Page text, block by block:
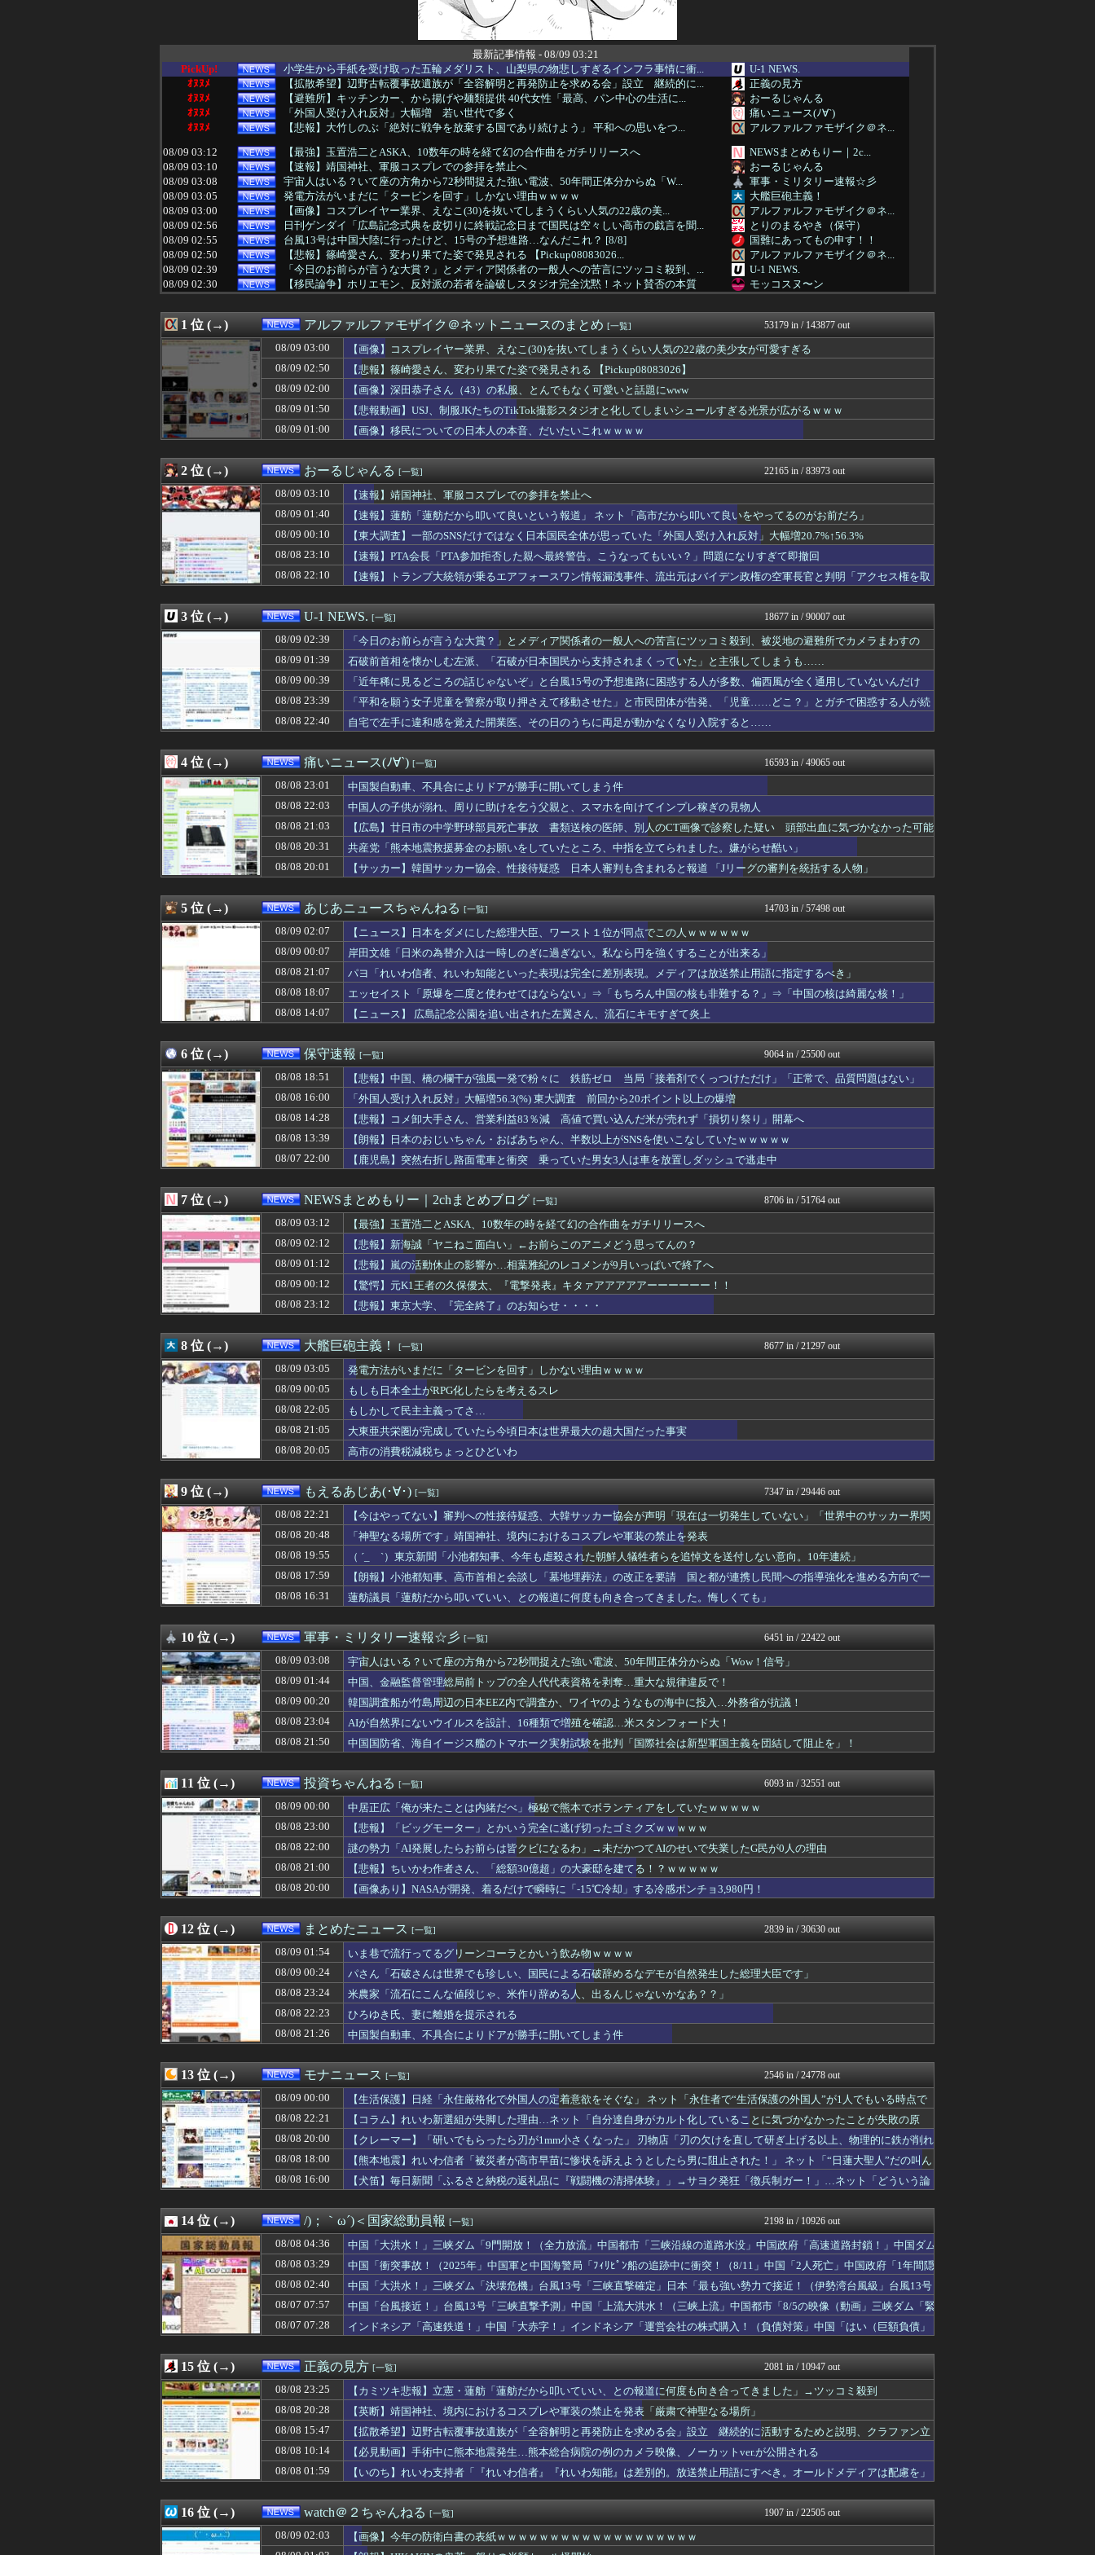
最新記事情報 - 08/09 03:21
PickUp!
小学生から手紙を受け取った五輪メダリスト、山梨県の物悲しすぎるインフラ事情に衝...
U-1 NEWS.
ｵﾇﾇﾒ
【拡散希望】辺野古転覆事故遺族が「全容解明と再発防止を求める会」設立 継続的に...
正義の見方
ｵﾇﾇﾒ
【避難所】キッチンカー、から揚げや麺類提供 40代女性「最高、パン中心の生活に...
おーるじゃんる
ｵﾇﾇﾒ
「外国人受け入れ反対」大幅増 若い世代で多く
痛いニュース(ﾉ∀`)
ｵﾇﾇﾒ
【悲報】大竹しのぶ「絶対に戦争を放棄する国であり続けよう」 平和への思いをつ...
アルファルファモザイク＠ネ...
08/09 03:12
【最強】玉置浩二とASKA、10数年の時を経て幻の合作曲をガチリリースへ
NEWSまとめもりー｜2c...
08/09 03:10
【速報】靖国神社、軍服コスプレでの参拝を禁止へ
おーるじゃんる
08/09 03:08
宇宙人はいる？いて座の方角から72秒間捉えた強い電波、50年間正体分からぬ「W...
軍事・ミリタリー速報☆彡
08/09 03:05
発電方法がいまだに「タービンを回す」しかない理由ｗｗｗｗ
大艦巨砲主義！
08/09 03:00
【画像】コスプレイヤー業界、えなこ(30)を抜いてしまうくらい人気の22歳の美...
アルファルファモザイク＠ネ...
08/09 02:56
日刊ゲンダイ「広島記念式典を皮切りに終戦記念日まで国民は空々しい高市の戯言を聞...
とりのまるやき（保守）
08/09 02:55
台風13号は中国大陸に行ったけど、15号の予想進路…なんだこれ？ [8/8]
国難にあってもの申す！！
08/09 02:50
【悲報】篠崎愛さん、変わり果てた姿で発見される 【Pickup08083026...
アルファルファモザイク＠ネ...
08/09 02:39
「今日のお前らが言うな大賞？」とメディア関係者の一般人への苦言にツッコミ殺到、...
U-1 NEWS.
08/09 02:30
【移民論争】ホリエモン、反対派の若者を論破しスタジオ完全沈黙！ネット賛否の本質
モッコスヌ〜ン
08/09 02:12
【悲報】新海誠「ヤニねこ面白い」←お前らこのアニメどう思ってんの？
NEWSまとめもりー｜2c...
08/09 02:07
【ニュース】日本をダメにした総理大臣、ワースト１位が同点でこの人ｗｗｗｗｗｗ
あじあニュースちゃんねる
08/09 02:03
【画像】今年の防衛白書の表紙ｗｗｗｗｗｗｗｗｗｗｗｗｗｗｗｗｗｗｗ
watch＠２ちゃんねる
08/09 02:00
【画像】深田恭子さん（43）の私服、とんでもなく可愛いと話題にwww
アルファルファモザイク＠ネ...
08/09 02:00
【新潟】自転車の小学1年女児が車にひかれ意識不明 軽自動車が反対車線へはみ出し...
08/09 02:00
朝日新聞が記事を訂正しておわび 「被爆とは？発信する97歳 「平和になったよ」...
08/09 02:00
【佐藤二朗と橋本愛】どっちが悪い？ネット二分の真相とハラスメント認定の難しさ
モッコスヌ〜ン
08/09 01:55
パヨク「難民を追い返す。そんな国でいいのか？入管法強行抗議！」 [8/8]
国難にあってもの申す！！
08/09 01:54
いま巷で流行ってるグリーンコーラとかいう飲み物ｗｗｗｗ
08/09 01:44
中国、金融監督管理総局前トップの全人代代表資格を剥奪…重大な規律違反で！
軍事・ミリタリー速報☆彡
08/09 01:40
【速報】蓮舫「蓮舫だから叩いて良いという報道」 ネット「高市だから叩いて良いを...
おーるじゃんる
08/09 01:39
石破前首相を懐かしむ左派、「石破が日本国民から支持されまくっていた」と主張して...
08/09 01:30
【カルビー】白黒ポテチ4週連続減！ナフサ不足の誤算とマーケ失敗の深層
モッコスヌ〜ン
【悲報】嵐の活動休止の影響か…相葉雅紀のレコメンが9月いっぱいで終了へ
NEWSまとめもりー｜2c...
【朗報】HIKAKINの鬼茶、怒りの半額セール怪開始ｗｗｗｗｗｗｗｗｗｗｗｗｗ...
watch＠２ちゃんねる
08/09 01:00
会社「キミ、転勤ね」 男性社員「なら辞めますわ」 → 凄いことになるｗｗｗｗｗ...
オレ的ゲーム速報＠刃
08/09 01:00
【画像】移民についての日本人の本音、だいたいこれｗｗｗｗ
アルファルファモザイク＠ネ...
08/09 01:00
認知症の高齢者の資産260兆円が狙われている！ 「被害者の8割がだまされた認識...
みそパンNEWS
08/09 01:00
【池袋暴走】1000ページ熟読も無駄！飯塚の獄中死が曝した上級国民の闇
モッコスヌ〜ン
08/09 00:55
角栓ニュルッ、歯茎グラグラ… 「気持ち悪いネット広告」への苦情が急増 [8/...
国難にあってもの申す！！
08/09 00:50
【画像】渋谷に古き良きギャル、現るｗｗｗｗｗｗｗｗｗｗｗｗ 【Pickup08...
アルファルファモザイク＠ネ...
派遣の新人おっさん2人組をクビにしてええんか？
ふぇー速
08/09 00:39
「近年稀に見るどころの話じゃないぞ」と台風15号の予想進路に困惑する人が多数、...
U-1 NEWS.
08/09 00:30
【共産党】募金中に中指がメガネに当たった？物理的に不可能と大爆笑
モッコスヌ〜ン
08/09 00:24
パさん「石破さんは世界でも珍しい、国民による石破辞めるなデモが自然発生した総理...
まとめたニュース
08/09 00:20
韓国調査船が竹島周辺の日本EEZ内で調査か、ワイヤのようなもの海中に投入…外務...
軍事・ミリタリー速報☆彡
08/09 00:20
韓国で船積みの精製油3万トンがロシア行き…異例の取引 ロイター報道
キムチ速報
08/09 00:12
【驚愕】元K1王者の久保優太、『電撃発表』キタァアアアアアーーーーーー！！
NEWSまとめもりー｜2c...
08/09 00:10
【東大調査】一部のSNSだけではなく日本国民全体が思っていた「外国人受け入れ反...
おーるじゃんる
08/09 00:07
岸田文雄「日米の為替介入は一時しのぎに過ぎない。私なら円を強くすることが出来る...
08/09 00:06
ワイの彼女が衝撃の事実を開示してきた
ふぇー速
08/09 00:05
もしも日本全土がRPG化したらを考えるスレ
大艦巨砲主義！
08/09 00:03
【朗報】『8番出口』金ローで地上波初放送ｗｗｗｗｗｗｗｗｗｗｗｗｗ
watch＠２ちゃんねる
08/09 00:00
「日本で働く意欲なくなる」 外国人、自活できても新要件「届かない」…永住許可厳...
常識的に考えた
08/09 00:00
絵師「アナログ絵で独学でここまで成長しましたー！」→AIイラストだろと批判殺到...
オレ的ゲーム速報＠刃
08/09 00:00
中居正広「俺が来たことは内緒だべ」極秘で熊本でボランティアをしていたｗｗｗｗｗ
投資ちゃんねる
08/09 00:00
パチンコ屋の倒産が止まらず。等価／高価交換を望む依存症が徐々に脱落。低換金率を...
ゴタゴタシタニュース
08/09 00:00
【動画】動きがキレッキレすぎるJKアイドル、見つかるｗｗｗｗ
アルファルファモザイク＠ネ...
08/09 00:00
【名古屋】米国務省が名古屋の領事館閉鎖方針、在外公館再編計画の一環 ロイター報...
長征の名場面「鉄橋強行突破」、実は銃弾ほぼ無し
ネトウヨにゅーす
【全裸ハゲ】大阪・貝塚市で女子高生に声かけ、ネット爆笑の理由
モッコスヌ〜ン
08/08 23:55
日本が大嫌い 日本人の思考・性格が嫌い 日本人を許さない 日本なんか消滅してほ...
国難にあってもの申す！！
08/08 23:53
賃貸の保証会社ってなんやねん
ふぇー速
08/08 23:43
【今はやってない】審判への性接待疑惑…大韓サッカー協会が声明「現在は一切発生し...
厳選！韓国情報
08/08 23:40
高市政権に媚びてきた産経新聞、コスト上昇に耐えられず東北6県撤退を発表
08/08 23:39
「平和を願う女子児童を警察が取り押さえて移動させた」と市民団体が告発、「児童…...
08/08 23:36
【悲報】八村塁、人種差別的な誹謗中傷に言及「誰が何と言おうと僕は日本人」
アルファルファモザイク＠ネ...
08/08 23:33
【朗報】AmazonのアツさMax！心も踊る「マンガ毎週末セール（50%還元）...
watch＠２ちゃんねる
08/08 23:30
【悲報】ジャンポケ斎藤、刑務所で7年間イジメられることが確定
モッコスヌ〜ン
08/08 23:29
「うるさい」で消える？夏の風物詩”盆踊り”存続の危機 会場数は20年で半減 騒...
日本第一！ニュース録
08/08 23:25
【カミツキ悲報】立憲・蓮舫「蓮舫だから叩いていい、との報道に何度も向き合ってき...
正義の見方
08/08 23:24
米農家「流石にこんな値段じゃ、米作り辞める人、出るんじゃないかなあ？？」
まとめたニュース
08/08 23:20
韓国気象庁が天気予報を外しまくり、主要紙「予報官らの資質問題」と酷評
キムチ速報
08/08 23:18
無職で宅建、行政書士の勉強を始めてしまったおっさん
ふぇー速
08/08 23:16
NASAが開発（？）した冷感ポンチョ「着るだけで体感-15℃」←これ
かせまと！
08/08 23:12
【悲報】東京大学、『完全終了』のお知らせ・・・・
08/08 23:10
【速報】PTA会長「PTA参加拒否した親へ最終警告。こうなってもいい？」問題に...
08/08 23:08
【動画】東大生ｖｓ キャバ嬢 → ｗｗｗｗｗｗｗｗｗｗｗｗｗｗｗｗｗｗ
政経ワロスまとめニュース♪
08/08 23:04
AIが自然界にないウイルスを設計、16種類で増殖を確認…米スタンフォード大！
軍事・ミリタリー速報☆彡
08/08 23:03
【悲報】佐藤二朗さん主演の「踊る」スピンオフ作品、結局撮影中止が決定ｗｗｗｗｗ...
08/08 23:03
派遣会社勤務してるけど質問ある？
08/08 23:01
中国製自動車、不具合によりドアが勝手に開いてしまう件
痛いニュース(ﾉ∀`)
08/08 23:00
X収益化、終了へ インプレゾンビやパクツイの一掃なるか！？
08/08 23:00
パさん「石破さんは世界でも珍しい、国民による石破辞めるなデモが自然発生した総理...
黒マッチョニュース
08/08 23:00
【ジャングリア沖縄】「ロイヤルチケット」発売、アトラクション優先案内、ソフトド...
08/08 23:00
夏休み出国ラッシュがピーク 羽田空港、海外旅行客で混雑
08/08 23:00
【佐藤二朗】スピンオフ中止決定！橋本愛への接触騒動でフジが断念
08/08 22:55
ファン付き作業着使用男性熱中症で死亡 スポーツドリンクやゼリー飲料持参も [...
国難にあってもの申す！！
08/08 22:41
GANTZ読んでるけどあの目が細いやつよりアイドルの方が良くね？
自宅で左手に違和感を覚えた開業医、その日のうちに両足が動かなくなり入院すると…...
08/08 22:39
【悲報】ショートスリーパー、キレる
かせまと！
08/08 22:35
浪人して早稲田入学てどんなイメージ？
ふぇー速
08/08 22:29
【早稲田】”無銭飲食”複数の早大生が関与か 大学が異例の注意喚起
日本第一！ニュース録
08/08 22:23
ひろゆき氏、妻に離婚を提示される
まとめたニュース
08/08 22:21
【コラム】れいわ新選組が失脚した理由…ネット「自分達自身がカルト化していること...
モナニュース
08/08 22:21
【今はやってない】審判への性接待疑惑、大韓サッカー協会が声明「現在は一切発生し...
08/08 22:21
39独身女性ってもう人生詰んでんか？
ふぇー速
08/08 22:20
【韓国】ソウル 世界の若者に「最も人気な都市」＝5年連続1位
キムチ速報
08/08 22:12
【衝撃】さかなクン、結婚してる？の質問に「お魚で幸せ」と答えた結果ｗｗｗ
NEWSまとめもりー｜2c...
08/08 22:10
【速報】トランプ大統領が乗るエアフォースワン情報漏洩事件、流出元はバイデン政権...
おーるじゃんる
08/08 22:08
【速報】トランプ大統領「米国籍を目的とした「出産ツーリズム」を禁止する！中国人...
政経ワロスまとめニュース♪
08/08 22:03
中国人の子供が溺れ、周りに助けを乞う父親と、スマホを向けてインプレ稼ぎの見物人
痛いニュース(ﾉ∀`)
08/08 22:03
『ちいかわ』が巨大“キャラコンテンツ”になった理由ｗｗｗｗｗｗｗｗｗｗｗ
watch＠２ちゃんねる
08/08 22:00
「ソウルライクの恋愛ゲーム作りました！フリーゲームです」→女の子と会話して「弱...
オレ的ゲーム速報＠刃
08/08 22:00
「パチンコホール」総売上高は微増も、法人数は10年間で半減 黒字企業割合は5年...
08/08 22:00
消費税「2年後引き上げ」自民に懸念 参院選争点化必至
黒マッチョニュース
08/08 22:00
謎の勢力「AI発展したらお前らは皆クビになるわ」→未だかつてAIのせいで失業し...
投資ちゃんねる
08/08 22:00
【熊本地震】車中泊避難して留守の家からエアコン室外機盗む 警察に「室外機が盗ま...
08/08 22:00
小沢一郎、57年守った議席を失っても辞めない
ネトウヨにゅーす
08/08 21:55
2026年度 暑さのピークはいったん終了かも [8/8]
国難にあってもの申す！！
08/08 21:49
大人になって好きになる物や良さが分かる物といえば？
ふぇー速
08/08 21:46
【画像】開示請求が届いた…
かせまと！
08/08 21:40
共産党「熊本地震救援募金のお願いをしていたところ、中指を立てられました。中指が...
おーるじゃんる
08/08 21:39
フジテレビが金の卵を産む鶏を自ら絞め殺した模様、社運を賭けたドル箱コンテンツが...
08/08 21:33
【悲報】ひろゆき、妻に離婚を提示されるｗｗｗｗｗｗｗｗｗｗｗｗｗｗｗｗ
watch＠２ちゃんねる
08/08 21:30
フェラーリを手がけたピニンファリーナ、日本の鉄道初デザイン。南海電鉄が新たな空...
ゆめ痛 -自動車まとめブロ...
08/08 21:30
『さわらないで小手指くん』最新16巻まですべて「50％ポイント還元」セール！5...
08/08 21:26
中国製自動車、不具合によりドアが勝手に開いてしまう件
まとめたニュース
08/08 21:20
「まさに惨めな状況にある」韓国サッカー協会が謝罪文を公表
キムチ速報
08/08 21:12
【悲報】ショベルカー、ガチで吸い込まれてしまう・・・・・
NEWSまとめもりー｜2c...
08/08 21:10
【避難所】キッチンカー、から揚げや麺類提供 40代女性「最高、パン中心の生活に...
おーるじゃんる
08/08 21:08
【悲報】落語家「リベラルは多様性を認めろ！と言いながら自分達と違う意見には執拗...
08/08 21:07
パヨ「れいわ信者、れいわ知能といった表現は完全に差別表現。メディアは放送禁止用...
あじあニュースちゃんねる
08/08 21:05
【悲報】 週刊少年ジャンプさん、最大発行部数653万部から急降下でついに100...
ニュース30over
08/08 21:05
大東亜共栄圏が完成していたら今頃日本は世界最大の超大国だった事実
大艦巨砲主義！
08/08 21:03
【広島】廿日市の中学野球部員死亡事故 書類送検の医師、別人のCT画像で診察した...
08/08 21:00
【悲報】ちいかわ作者さん、「総額30億超」の大豪邸を建てる！？ｗｗｗｗｗ
08/08 21:00
移民を大量に受け入れた先進国は大きな経済的恩恵を享受→データでもはっきり日本一...
黒マッチョニュース
08/08 21:00
ホルムズ回避の増加経費、事業者が相互負担 国民への転嫁も 経産省部会が制度案
常識的に考えた
08/08 21:00
「撃たれても撃っちゃイカン」警視庁OBが明かす拳銃使用の葛藤…河内長野「2発で...
みそパンNEWS
08/08 20:55
移民を大量に受け入れた先進国は大きな経済的恩恵を享受→データでもはっきり日本一...
国難にあってもの申す！！
08/08 20:48
「神聖なる場所です」靖国神社、境内におけるコスプレや軍装の禁止を発表
もえるあじあ(･∀･)
08/08 20:46
マネー・ショートのバーリ氏、トランプ相場を痛烈批判「バカどもが輝く時だ」
かせまと！
08/08 20:40
【PICK】三峡ダム、豪雨で13基の水門を開き大規模放流開始か 下流の工場地帯...
おーるじゃんる
08/08 20:39
熊本県知事の要請をガン無視したTBS、避難所に取材班が押し入ってプライバシーに...
U-1 NEWS.
08/08 20:35
なぜプーチンはウクライナ侵攻をやめられないのか？！
軍事・ミリタリー速報☆彡
08/08 20:31
共産党「熊本地震救援募金のお願いをしていたところ、中指を立てられました。嫌がら...
痛いニュース(ﾉ∀`)
08/08 20:30
国税務署職員が1億円以上脱税ｗｗｗ
まとめたニュース
08/08 20:29
「外国人受け入れ反対」大幅増 東大調査、若い世代で多く
日本第一！ニュース録
08/08 20:28
【英断】靖国神社、境内におけるコスプレや軍装の禁止を発表「厳粛で神聖なる場所」
正義の見方
08/08 20:25
オタク「パソコン自作できます」DQN「自分で車やバイクいじれます」
かせまと！
08/08 20:20
【竹外交】米国は曖昧､韓国は冷ややか…習近平を激怒させた高市発言に｢無言の支持...
キムチ速報
08/08 20:12
【物議】ジャンポケ斉藤裁判、被害女性「モンスター」斉藤被告「同意と思ってた」←...
NEWSまとめもりー｜2c...
08/08 20:10
【概算要求】防衛費過去最大8.9兆円要求へ 予算案で膨張、無人機・AI導入
常識的に考えた
08/08 20:08
【動画】左翼さんが大絶賛する”人権大国”ドイツの警察、極左活動家への「人道的対...
政経ワロスまとめニュース♪
08/08 20:05
高市の消費税減税ちょっとひどいわ
大艦巨砲主義！
08/08 20:05
【悲報】NISA口座2052万のうち「約4割が未稼働」だったwwwwww
ニュース30over
08/08 20:01
【サッカー】韓国サッカー協会、性接待疑惑 日本人審判も含まれると報道 「Jリー... 痛いニュース(ﾉ∀`)
1 位 (→) アルファルファモザイク＠ネットニュースのまとめ [一覧] 53179 in / 143877 out
08/09 03:00
【画像】コスプレイヤー業界、えなこ(30)を抜いてしまうくらい人気の22歳の美少女が可愛すぎる
08/09 02:50
【悲報】篠崎愛さん、変わり果てた姿で発見される 【Pickup08083026】
08/09 02:00
【画像】深田恭子さん（43）の私服、とんでもなく可愛いと話題にwww
08/09 01:50
【悲報動画】USJ、制服JKたちのTikTok撮影スタジオと化してしまいシュールすぎる光景が広がるｗｗｗ
【Pickup08083030】
08/09 01:00 【画像】移民についての日本人の本音、だいたいこれｗｗｗｗ
2 位 (→) おーるじゃんる [一覧] 22165 in / 83973 out
08/09 03:10
【速報】靖国神社、軍服コスプレでの参拝を禁止へ
08/09 01:40
【速報】蓮舫「蓮舫だから叩いて良いという報道」 ネット「高市だから叩いて良いをやってるのがお前だろ」
08/09 00:10
【東大調査】一部のSNSだけではなく日本国民全体が思っていた「外国人受け入れ反対」大幅増20.7%↑56.3%
08/08 23:10
【速報】PTA会長「PTA参加拒否した親へ最終警告。こうなってもいい？」問題になりすぎて即撤回
08/08 22:10
【速報】トランプ大統領が乗るエアフォースワン情報漏洩事件、流出元はバイデン政権の空軍長官と判明「アクセス権を取
3 位 (→) U-1 NEWS. [一覧] 18677 in / 90007 out
08/09 02:39
「今日のお前らが言うな大賞？」とメディア関係者の一般人への苦言にツッコミ殺到、被災地の避難所でカメラまわすの
は……
08/09 01:39
石破前首相を懐かしむ左派、「石破が日本国民から支持されまくっていた」と主張してしまうも……
08/09 00:39
「近年稀に見るどころの話じゃないぞ」と台風15号の予想進路に困惑する人が多数、偏西風が全く通用していないんだけ
ど……
08/08 23:39
「平和を願う女子児童を警察が取り押さえて移動させた」と市民団体が告発、「児童……どこ？」とガチで困惑する人が続
出
08/08 22:40 自宅で左手に違和感を覚えた開業医、その日のうちに両足が動かなくなり入院すると……
4 位 (→) 痛いニュース(ﾉ∀`) [一覧] 16593 in / 49065 out
08/08 23:01
中国製自動車、不具合によりドアが勝手に開いてしまう件
08/08 22:03
中国人の子供が溺れ、周りに助けを乞う父親と、スマホを向けてインプレ稼ぎの見物人
08/08 21:03
【広島】廿日市の中学野球部員死亡事故 書類送検の医師、別人のCT画像で診察した疑い 頭部出血に気づかなかった可能
性
08/08 20:31
共産党「熊本地震救援募金のお願いをしていたところ、中指を立てられました。嫌がらせ酷い」
08/08 20:01
【サッカー】韓国サッカー協会、性接待疑惑 日本人審判も含まれると報道 「Jリーグの審判を統括する人物」
5 位 (→) あじあニュースちゃんねる [一覧] 14703 in / 57498 out
08/09 02:07
【ニュース】日本をダメにした総理大臣、ワースト１位が同点でこの人ｗｗｗｗｗｗ
08/09 00:07
岸田文雄「日米の為替介入は一時しのぎに過ぎない。私なら円を強くすることが出来る」
08/08 21:07
パヨ「れいわ信者、れいわ知能といった表現は完全に差別表現。メディアは放送禁止用語に指定するべき」
08/08 18:07
エッセイスト「原爆を二度と使わせてはならない」⇒「もちろん中国の核も非難する？」⇒「中国の核は綺麗な核！」
08/08 14:07
【ニュース】 広島記念公園を追い出された左翼さん、流石にキモすぎて炎上
6 位 (→) 保守速報 [一覧] 9064 in / 25500 out
08/08 18:51
【悲報】中国、橋の欄干が強風一発で粉々に 鉄筋ゼロ 当局「接着剤でくっつけただけ」「正常で、品質問題はない」
08/08 16:00
「外国人受け入れ反対」大幅増56.3(%) 東大調査 前回から20ポイント以上の爆増
08/08 14:28
【悲報】コメ卸大手さん、営業利益83％減 高値で買い込んだ米が売れず「損切り祭り」開幕へ
08/08 13:39
【朗報】日本のおじいちゃん・おばあちゃん、半数以上がSNSを使いこなしていたｗｗｗｗｗ
08/07 22:00
【鹿児島】突然右折し路面電車と衝突 乗っていた男女3人は車を放置しダッシュで逃走中
7 位 (→) NEWSまとめもりー｜2chまとめブログ [一覧] 8706 in / 51764 out
08/09 03:12
【最強】玉置浩二とASKA、10数年の時を経て幻の合作曲をガチリリースへ
08/09 02:12
【悲報】新海誠「ヤニねこ面白い」←お前らこのアニメどう思ってんの？
08/09 01:12
【悲報】嵐の活動休止の影響か…相葉雅紀のレコメンが9月いっぱいで終了へ
08/09 00:12
【驚愕】元K1王者の久保優太、『電撃発表』キタァアアアアアーーーーーー！！
08/08 23:12
【悲報】東京大学、『完全終了』のお知らせ・・・・
8 位 (→) 大艦巨砲主義！ [一覧] 8677 in / 21297 out
08/09 03:05
発電方法がいまだに「タービンを回す」しかない理由ｗｗｗｗ
08/09 00:05
もしも日本全土がRPG化したらを考えるスレ
08/08 22:05
もしかして民主主義ってさ…
08/08 21:05
大東亜共栄圏が完成していたら今頃日本は世界最大の超大国だった事実
08/08 20:05
高市の消費税減税ちょっとひどいわ
9 位 (→) もえるあじあ(･∀･) [一覧] 7347 in / 29446 out
08/08 22:21
【今はやってない】審判への性接待疑惑、大韓サッカー協会が声明「現在は一切発生していない」「世界中のサッカー界関
係者の皆さんにお詫び」
08/08 20:48
「神聖なる場所です」靖国神社、境内におけるコスプレや軍装の禁止を発表
08/08 19:55
（ ´_ゝ`）東京新聞「小池都知事、今年も虐殺された朝鮮人犠牲者らを追悼文を送付しない意向。10年連続」
08/08 17:59
【朗報】小池都知事、高市首相と会談し「墓地埋葬法」の改正を要請 国と都が連携し民間への指導強化を進める方向で一
致
08/08 16:31 蓮舫議員「蓮舫だから叩いていい、との報道に何度も向き合ってきました。悔しくても」
10 位 (→) 軍事・ミリタリー速報☆彡 [一覧] 6451 in / 22422 out
08/09 03:08
宇宙人はいる？いて座の方角から72秒間捉えた強い電波、50年間正体分からぬ「Wow！信号」
08/09 01:44
中国、金融監督管理総局前トップの全人代代表資格を剥奪…重大な規律違反で！
08/09 00:20
韓国調査船が竹島周辺の日本EEZ内で調査か、ワイヤのようなもの海中に投入…外務省が抗議！
08/08 23:04
AIが自然界にないウイルスを設計、16種類で増殖を確認…米スタンフォード大！
08/08 21:50
中国国防省、海自イージス艦のトマホーク実射試験を批判「国際社会は新型軍国主義を団結して阻止を」！
11 位 (→) 投資ちゃんねる [一覧] 6093 in / 32551 out
08/09 00:00
中居正広「俺が来たことは内緒だべ」極秘で熊本でボランティアをしていたｗｗｗｗｗ
08/08 23:00
【悲報】「ビッグモーター」とかいう完全に逃げ切ったゴミクズｗｗｗｗｗ
08/08 22:00
謎の勢力「AI発展したらお前らは皆クビになるわ」→未だかつてAIのせいで失業したG民が0人の理由
08/08 21:00
【悲報】ちいかわ作者さん、「総額30億超」の大豪邸を建てる！？ｗｗｗｗｗ
08/08 20:00
【画像あり】NASAが開発、着るだけで瞬時に「-15℃冷却」する冷感ポンチョ3,980円！
12 位 (→) まとめたニュース [一覧] 2839 in / 30630 out
08/09 01:54
いま巷で流行ってるグリーンコーラとかいう飲み物ｗｗｗｗ
08/09 00:24
パさん「石破さんは世界でも珍しい、国民による石破辞めるなデモが自然発生した総理大臣です」
08/08 23:24
米農家「流石にこんな値段じゃ、米作り辞める人、出るんじゃないかなあ？？」
08/08 22:23
ひろゆき氏、妻に離婚を提示される
08/08 21:26
中国製自動車、不具合によりドアが勝手に開いてしまう件
13 位 (→) モナニュース [一覧] 2546 in / 24778 out
08/09 00:00
【生活保護】日経「永住厳格化で外国人の定着意欲をそぐな」 ネット「永住者で“生活保護の外国人”が1人でもいる時点で
おかしい」
08/08 22:21
【コラム】れいわ新選組が失脚した理由…ネット「自分達自身がカルト化していることに気づかなかったことが失敗の原
因」
08/08 20:00
【クレーマー】「研いでもらったら刃が1mm小さくなった」 刃物店「刃の欠けを直して研ぎ上げる以上、物理的に鉄が削れ
てサイズが変わるのは当たり前なんですが…」
08/08 18:00
【熊本地震】れいわ信者「被災者が高市早苗に惨状を訴えようとしたら男に阻止された！」 ネット「“日蓮大聖人”だの叫ん
でるカルト信者を近づけないようにしてるだけ」
08/08 16:00
【犬笛】毎日新聞「ふるさと納税の返礼品に『戦闘機の清掃体験』」→サヨク発狂「徴兵制ガー！」…ネット「どういう論
14 位 (→) /)；｀ω´)＜国家総動員報 [一覧] 2198 in / 10926 out
08/08 04:36
中国「大洪水！」三峡ダム「9門開放！（全力放流」中国都市「三峡沿線の道路水没」中国政府「高速道路封鎖！」中国ダム
「緊急放流に合わせて開門（土砂崩れ発生」→
08/08 03:29
中国「衝突事故！（2025年」中国軍と中国海警局「ﾌｨﾘﾋﾟﾝ船の追跡中に衝突！（8/11」中国「2人死亡」中国政府「1年間隠
蔽」日本「隠蔽された事実報道！（2026年」→
08/08 02:40
中国「大洪水！」三峡ダム「決壊危機」台風13号「三峡直撃確定」日本「最も強い勢力で接近！（伊勢湾台風級」台風13号
と15号「中国本土でぶつかり合う（前代未聞」→
08/07 07:57
中国「台風接近！」台風13号「三峡直撃予測」中国「上流大洪水！（三峡上流」中国都市「8/5の映像（動画」三峡ダム「緊
急放流（決壊危機」中国「下流大水害（震え声」→
08/07 07:28
インドネシア「高速鉄道！」中国「大赤字！」インドネシア「運営会社の株式購入！（負債対策」中国「はい（巨額負債」
15 位 (→) 正義の見方 [一覧] 2081 in / 10947 out
08/08 23:25
【カミツキ悲報】立憲・蓮舫「蓮舫だから叩いていい、との報道に何度も向き合ってきました」→ツッコミ殺到
08/08 20:28
【英断】靖国神社、境内におけるコスプレや軍装の禁止を発表「厳粛で神聖なる場所」
08/08 15:47
【拡散希望】辺野古転覆事故遺族が「全容解明と再発防止を求める会」設立 継続的に活動するためと説明、クラファン立
ち上げも準備
08/08 10:14
【必見動画】手術中に熊本地震発生…熊本総合病院の例のカメラ映像、ノーカットver.が公開される
08/08 01:59
【いのち】れいわ支持者「『れいわ信者』『れいわ知能』は差別的。放送禁止用語にすべき。オールドメディアは配慮を」
16 位 (→) watch＠２ちゃんねる [一覧] 1907 in / 22505 out
08/09 02:03
【画像】今年の防衛白書の表紙ｗｗｗｗｗｗｗｗｗｗｗｗｗｗｗｗｗｗｗ